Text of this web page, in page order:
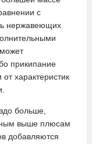
с
нержавеющих
прикипание
характеристик
больше,
выше плюсам
добавляются